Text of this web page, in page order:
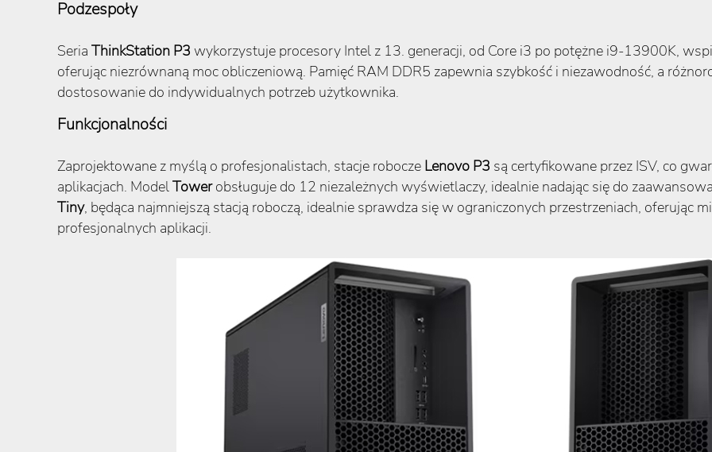
Podzespoły
Seria ThinkStation P3 wykorzystuje procesory Intel z 13. generacji, od Core i3 po potężne i9-13900K,
oferując niezrównaną moc obliczeniową. Pamięć RAM DDR5 zapewnia szybkość i niezawodność, a
dostosowanie do indywidualnych potrzeb użytkownika.
Funkcjonalności
Zaprojektowane z myślą o profesjonalistach, stacje robocze Lenovo P3 są certyfikowane przez ISV, co
aplikacjach. ModelTowerobsługuje do 12 niezależnych wyświetlaczy, idealnie nadając się do
Tiny, będąca najmniejszą stacją roboczą, idealnie sprawdza się w ograniczonych przestrzeniach, oferując
profesjonalnych aplikacji.